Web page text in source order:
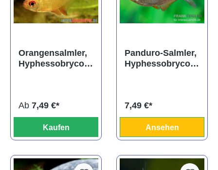
Orangensalmler,
Hyphessobrycon
Ab 7,49 €*
Kaufen
Panduro-Salmler,
Hyphessobrycon
7,49 €*
Ansehen